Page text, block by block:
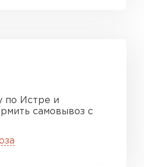
по Истре и
самовывоз с